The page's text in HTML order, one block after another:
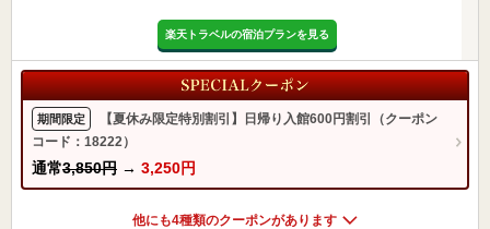
楽天トラベルの宿泊プランを見る
期間限定
【夏休み限定特別割引】日帰り入館600円割引（クーポン
コード：18222）
通常3,850円 → 3,250円
他にも4種類のクーポンがあります